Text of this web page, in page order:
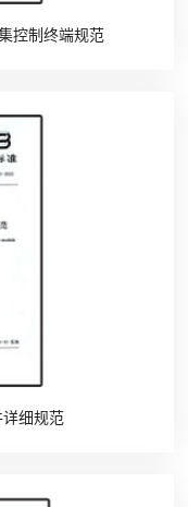
控制终端规范
细规范